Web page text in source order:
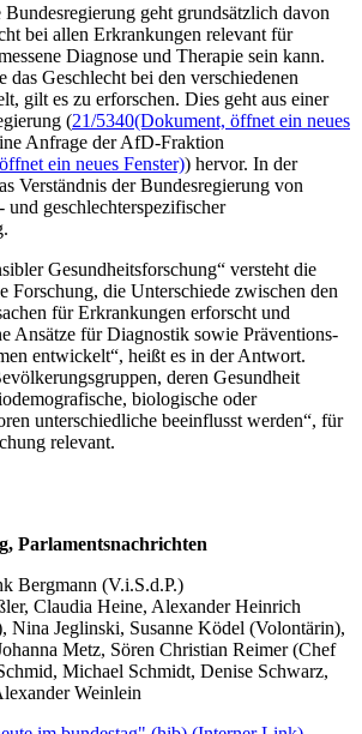
geht grundsätzlich davon
bei allen Erkrankungen relevant für
Diagnose und Therapie sein kann.
das Geschlecht bei den verschiedenen
gilt es zu erforschen. Dies geht aus einer
(21/5340(Dokument, öffnet ein neues
Anfrage der AfD-Fraktion
ein neues Fenster)) hervor. In der
Verständnis der Bundesregierung von
und geschlechterspezifischer
Gesundheitsforschung“ versteht die
Forschung, die Unterschiede zwischen den
für Erkrankungen erforscht und
Ansätze für Diagnostik sowie Präventions-
entwickelt“, heißt es in der Antwort.
deren Gesundheit
biologische oder
unterschiedliche beeinflusst werden“, für
relevant.
Parlamentsnachrichten
Bergmann (V.i.S.d.P.)
Claudia Heine, Alexander Heinrich
Nina Jeglinski, Susanne Ködel (Volontärin),
Metz, Sören Christian Reimer (Chef
Michael Schmidt, Denise Schwarz,
Weinlein